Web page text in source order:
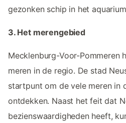
gezonken schip in het
3. Het merengebied
Mecklenburg-Voor-Pommeren
meren in de regio. De stad
startpunt om de vele meren in
ontdekken. Naast het feit dat
bezienswaardigheden heeft,